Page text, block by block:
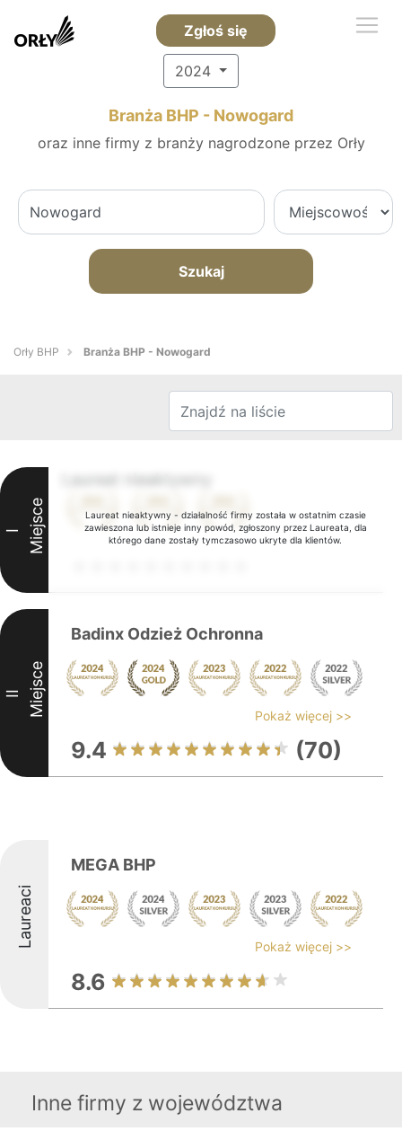
Zgłoś się
2024
Branża BHP - Nowogard
oraz inne firmy z branży nagrodzone przez Orły
Szukaj
Orły BHP Branża BHP - Nowogard
Laureat nieaktywny - działalność firmy została w ostatnim czasie
zawieszona lub istnieje inny powód, zgłoszony przez Laureata, dla
którego dane zostały tymczasowo ukryte dla klientów.
I Miejsce
II Miejsce
Badinx Odzież Ochronna
Pokaż więcej >>
9.4 (70)
Laureaci
MEGA BHP
Pokaż więcej >>
8.6
Inne firmy z województwa